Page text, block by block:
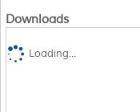
Downloads
Loading...